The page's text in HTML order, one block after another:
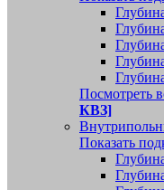
Посмотреть
КВЗ]
Показать